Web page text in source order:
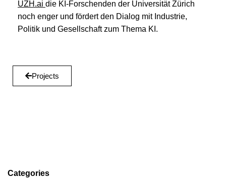
UZH.ai die KI-Forschenden der Universität Zürich
noch enger und fördert den Dialog mit Industrie,
Politik und Gesellschaft zum Thema KI.
Projects
Categories